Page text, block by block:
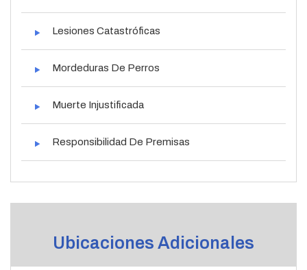
Lesiones Catastróficas
Mordeduras De Perros
Muerte Injustificada
Responsibilidad De Premisas
Ubicaciones Adicionales